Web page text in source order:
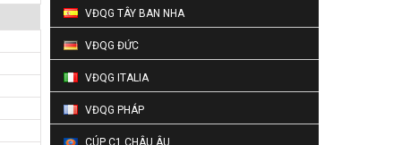
VĐQG TÂY BAN NHA
VĐQG ĐỨC
VĐQG ITALIA
VĐQG PHÁP
CÚP C1 CHÂU ÂU